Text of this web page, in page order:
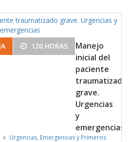
120 HORAS
Manejo
inicial del
paciente
traumatizado
grave.
Urgencias
y
emergencias
Urgencias, Emergencias y Primeros